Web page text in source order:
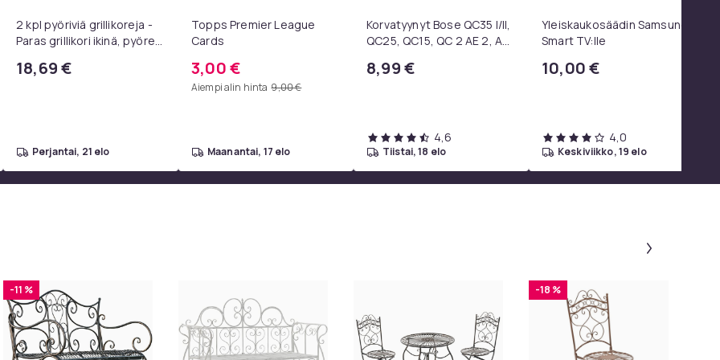
2 kpl pyöriviä grillikoreja -
Paras grillikori ikinä, pyöreä
teräksestä valmistettu
18,69 €
perjantai, 21 elo
Topps Premier League
Cards
3,00 €
Aiempi alin hinta 9,00 €
maanantai, 17 elo
Korvatyynyt Bose QC35 I/II,
QC25, QC15, QC 2 AE 2, AE
SoundLink Black
8,99 €
4,6
tiistai, 18 elo
Yleiskaukosäädin Samsung
Smart TV:lle
10,00 €
4,0
keskiviikko, 19 elo
-11 % -18 %